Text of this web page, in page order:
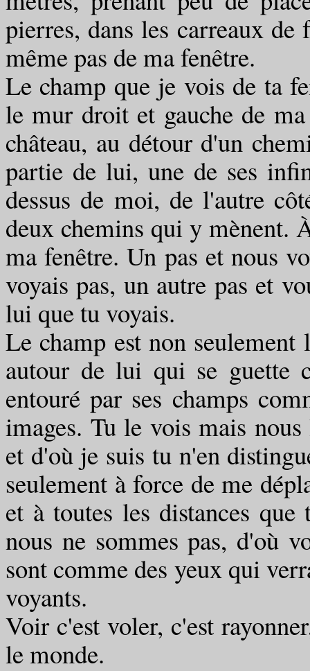
pierres, dans les carreaux
même pas de ma fenêtre.
Le champ que je vois de ta
le mur droit et gauche de
château, au détour d'un
partie de lui, une de ses
dessus de moi, de l'autre
deux chemins qui y mènent.
ma fenêtre. Un pas et nous
voyais pas, un autre pas et
lui que tu voyais.
Le champ est non
autour de lui qui se guette
entouré par ses champs
images. Tu le vois mais
et d'où je suis tu n'en
seulement à force de me
et à toutes les distances
nous ne sommes pas, d'où
sont comme des yeux qui
voyants.
Voir c'est voler, c'est
le monde.